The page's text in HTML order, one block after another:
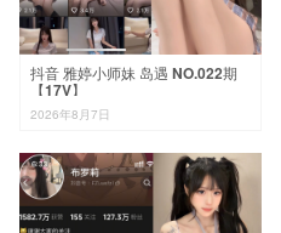
抖音 雅婷小师妹 岛遇 NO.022期
【17V】
2026年8月7日